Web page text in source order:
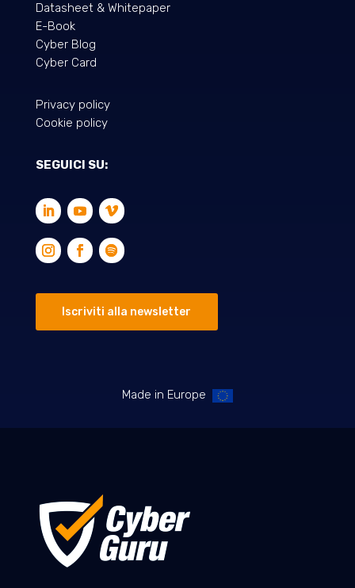
Datasheet & Whitepaper
E-Book
Cyber Blog
Cyber Card
Privacy policy
Cookie policy
SEGUICI SU:
Iscriviti alla newsletter
Made in Europe